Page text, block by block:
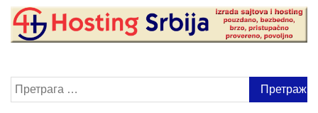
Претрага
за: